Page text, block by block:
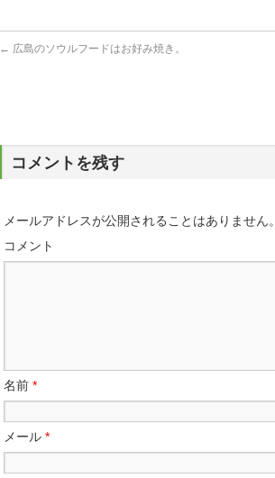
← 広島のソウルフードはお好み焼き。
コメントを残す
メールアドレスが公開されることはありません。
コメント
名前 *
メール *